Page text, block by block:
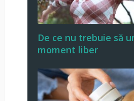
De ce nu trebuie să
moment liber